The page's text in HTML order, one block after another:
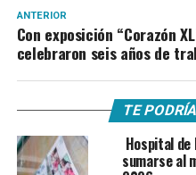
ANTERIOR
Con exposición “Corazón
celebraron seis años de
TE
Hospital de
sumarse al